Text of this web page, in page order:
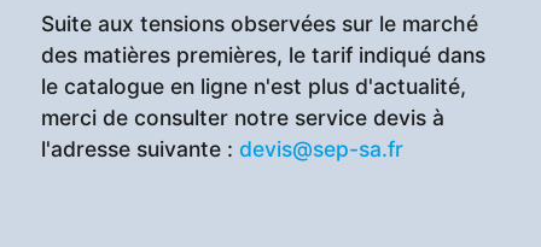
Suite aux tensions observées sur le marché
des matières premières, le tarif indiqué dans
le catalogue en ligne n'est plus d'actualité,
merci de consulter notre service devis à
l'adresse suivante : devis@sep-sa.fr